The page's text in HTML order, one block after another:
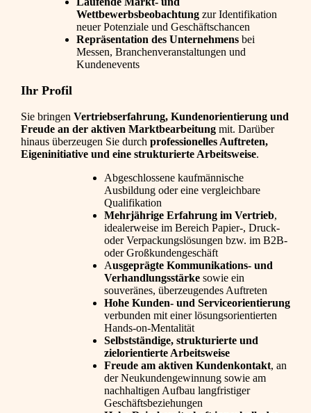
Wettbewerbsbeobachtung zur Identifikation
neuer Potenziale und Geschäftschancen
Repräsentation des Unternehmens bei
Messen, Branchenveranstaltungen und
Kundenevents
Ihr Profil
Sie bringen Vertriebserfahrung, Kundenorientierung und
Freude an der aktiven Marktbearbeitung mit. Darüber
hinaus überzeugen Sie durch professionelles Auftreten,
Eigeninitiative und eine strukturierte Arbeitsweise.
Abgeschlossene kaufmännische
Ausbildung oder eine vergleichbare
Qualifikation
Mehrjährige Erfahrung im Vertrieb,
idealerweise im Bereich Papier-, Druck-
oder Verpackungslösungen bzw. im B2B-
oder Großkundengeschäft
Ausgeprägte Kommunikations- und
Verhandlungsstärke sowie ein
souveränes, überzeugendes Auftreten
Hohe Kunden- und Serviceorientierung
verbunden mit einer lösungsorientierten
Hands-on-Mentalität
Selbstständige, strukturierte und
zielorientierte Arbeitsweise
Freude am aktiven Kundenkontakt, an
der Neukundengewinnung sowie am
nachhaltigen Aufbau langfristiger
Geschäftsbeziehungen